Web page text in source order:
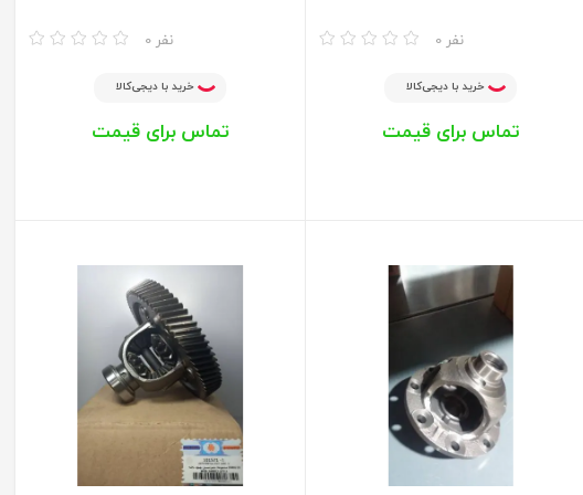
0 نفر
خرید با دیجی‌کالا
تماس برای قیمت
0 نفر
خرید با دیجی‌کالا
تماس برای قیمت